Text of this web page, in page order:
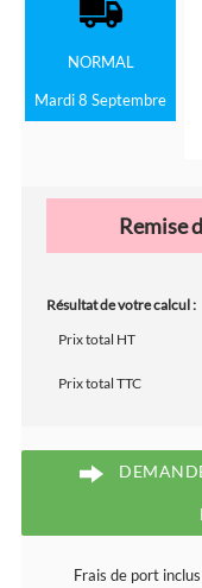
NORMAL
Mardi 8 Septembre
Remise
Résultat de votre calcul :
Prix total HT
Prix total TTC
Frais de port